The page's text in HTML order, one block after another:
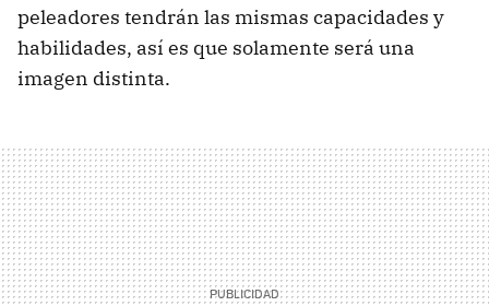
peleadores tendrán las mismas capacidades y
habilidades, así es que solamente será una
imagen distinta.